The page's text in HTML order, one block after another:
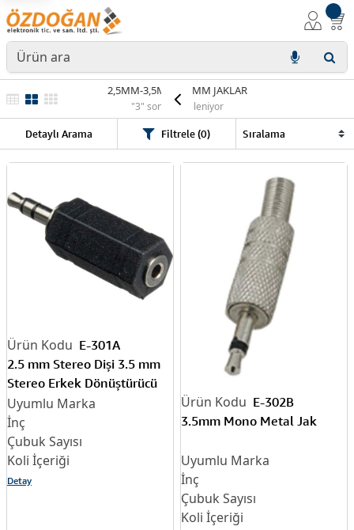
2,5MM-3,5MM-6,3MM JAKLAR
"3" sonuç listeleniyor
Detaylı Arama Filtrele (0)
E-301A
2.5 mm Stereo Dişi 3.5 mm
Stereo Erkek Dönüştürücü
Plastik Jak
Detay
E-302B
3.5mm Mono Metal Jak